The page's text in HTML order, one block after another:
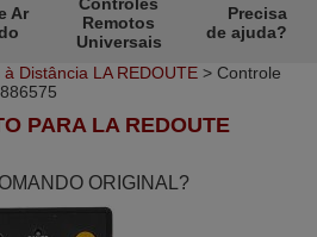
Ar
Remotos
Universais
Precisa
de ajuda?
Distância LA REDOUTE > Controle
PARA LA REDOUTE
ORIGINAL?